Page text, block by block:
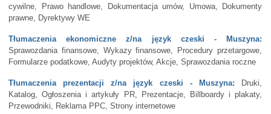
cywilne, Prawo handlowe, Dokumentacja umów, Umowa, Dokumenty
prawne, Dyrektywy WE
Tłumaczenia ekonomiczne z/na język czeski - Muszyna:
Sprawozdania finansowe, Wykazy finansowe, Procedury przetargowe,
Formularze podatkowe, Audyty projektów, Akcje, Sprawozdania roczne
Tłumaczenia prezentacji z/na język czeski - Muszyna: Druki,
Katalog, Ogłoszenia i artykuły PR, Prezentacje, Billboardy i plakaty,
Przewodniki, Reklama PPC, Strony internetowe